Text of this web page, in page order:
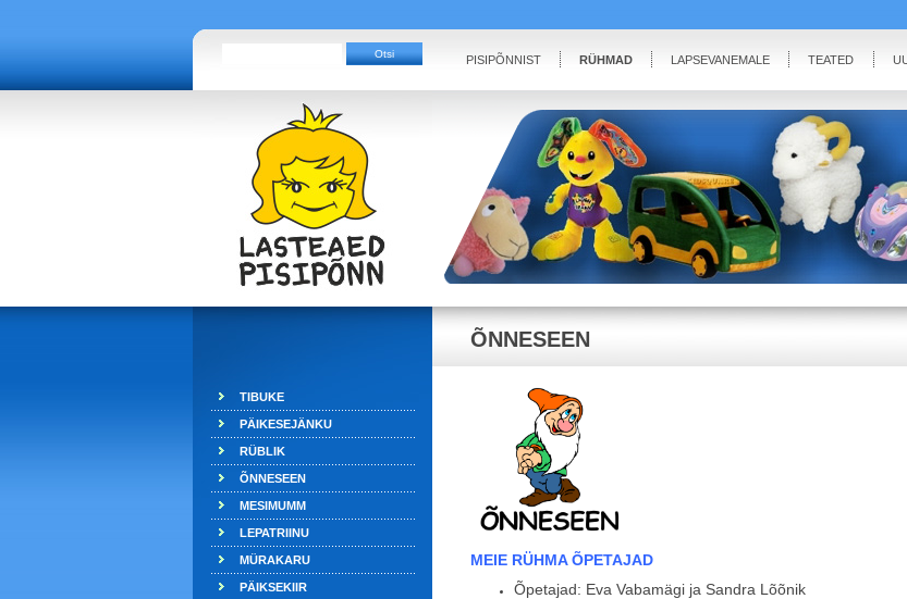
PISIPÕNNIST RÜHMAD LAPSEVANEMALE TEATED
TIBUKE
PÄIKESEJÄNKU
RÜBLIK
ÕNNESEEN
MESIMUMM
LEPATRIINU
MÜRAKARU
PÄIKSEKIIR
ÕNNESEEN
MEIE RÜHMA ÕPETAJAD
Õpetajad: Eva Vabamägi ja Sandra Lõõnik